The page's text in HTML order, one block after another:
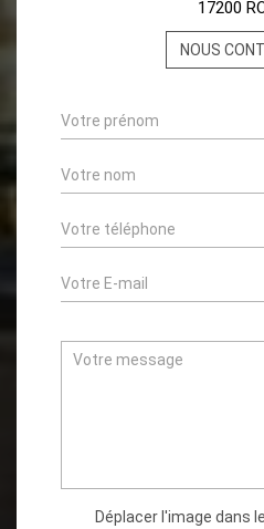
17200
NOUS
Déplacer l'image dans